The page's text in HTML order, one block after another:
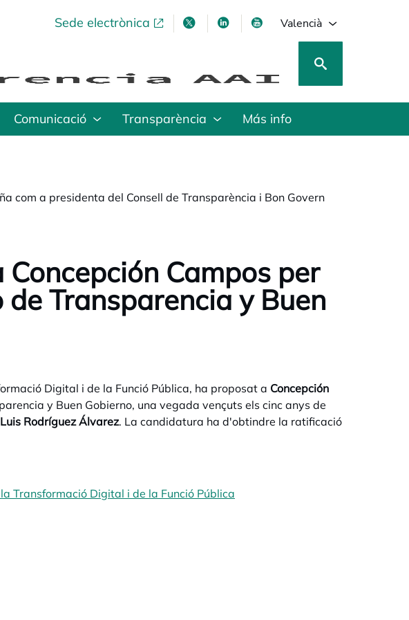
Sede electrònicaopens in a new tabopens in a new tab
opens in a new tab
opens in a new tab
Valencià
Comunicació Transparència Más info
com a presidenta del Consell de Transparència i Bon Govern
Campos per
Transparencia y Buen
Digital i de la Funció Pública, ha proposat a Concepción
y Buen Gobierno, una vegada vençuts els cinc anys de
Luis Rodríguez Álvarez. La candidatura ha d'obtindre la ratificació
Transformació Digital i de la Funció Pública